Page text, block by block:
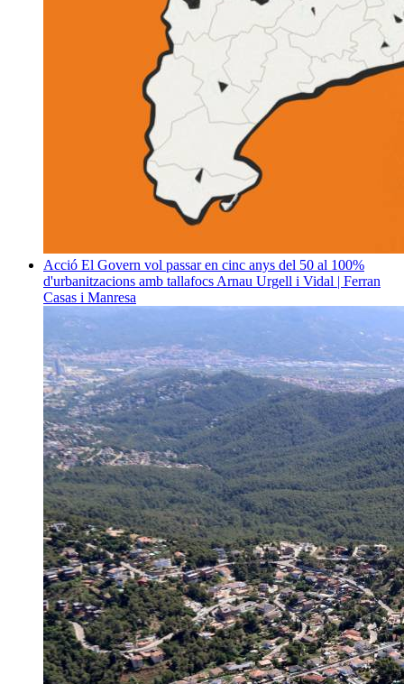
Acció El Govern vol passar en cinc anys del 50 al 100%
d'urbanitzacions amb tallafocs Arnau Urgell i Vidal | Ferran
Casas i Manresa